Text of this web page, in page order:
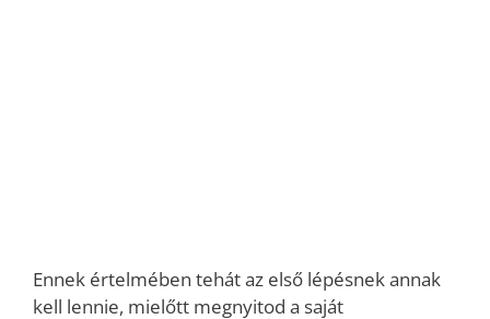
Ennek értelmében tehát az első lépésnek annak
kell lennie, mielőtt megnyitod a saját